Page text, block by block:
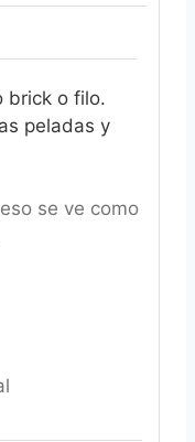
brick o filo.
peladas y
eso se ve como